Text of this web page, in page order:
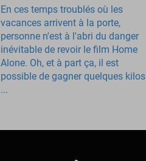
En ces temps troublés où les
vacances arrivent à la porte,
personne n'est à l'abri du danger
inévitable de revoir le film Home
Alone. Oh, et à part ça, il est
possible de gagner quelques kilos
...